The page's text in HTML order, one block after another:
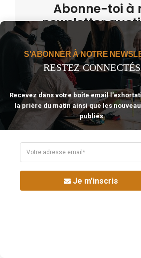
Abonne-toi à
newsletter
The real voyage of discovery
new lands but seeing with new
have secret destinations of
unaware.
S'ABONNER À NOTRE
RESTEZ
Recevez dans votre boîte email
la prière du matin ainsi que les
publiés.
Je m'inscris